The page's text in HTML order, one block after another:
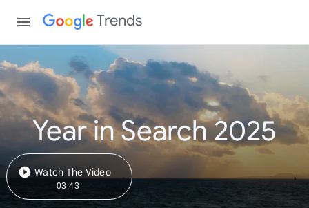
Trends
Year in Search 2025
Watch The Video
03:43